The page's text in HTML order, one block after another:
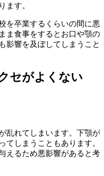
ます。
を卒業するくらいの間に悪
ま食事をするとお口や顎の
影響を及ぼしてしまうこと
セがよくない
乱れてしまいます。下顎が
てしまうこともあります。
えるため悪影響があると考